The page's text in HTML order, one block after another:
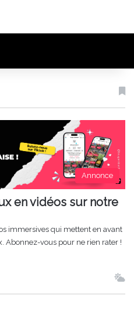
Annonce
en vidéos sur notre
immersives qui mettent en avant
Abonnez-vous pour ne rien rater !